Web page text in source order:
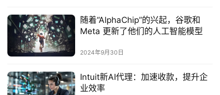
随着“AlphaChip”的兴起，谷歌和
Meta 更新了他们的人工智能模型
2024年9月30日
Intuit新AI代理：加速收款，提升企
业效率